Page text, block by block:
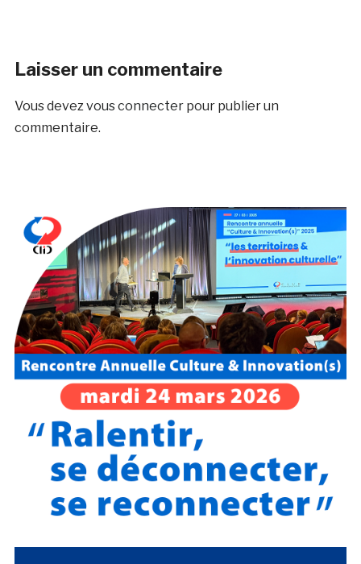
Laisser un commentaire
Vous devez vous connecterpour publier un
commentaire.